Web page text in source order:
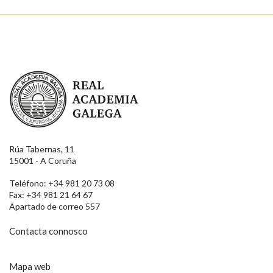
Real Academia Galega
Rúa Tabernas, 11
15001 - A Coruña
Teléfono: +34 981 20 73 08
Fax: +34 981 21 64 67
Apartado de correo 557
Contacta connosco
Mapa web